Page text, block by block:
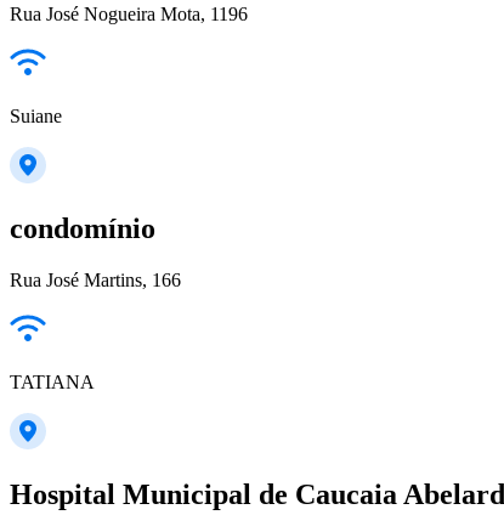
Rua José Nogueira Mota, 1196
Suiane
condomínio
Rua José Martins, 166
TATIANA
Hospital Municipal de Caucaia